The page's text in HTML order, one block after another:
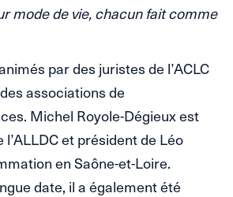
mode de vie, chacun fait comme
par des juristes de l’ACLC
associations de
Michel Royole-Dégieux est
et président de Léo
en Saône-et-Loire.
date, il a également été